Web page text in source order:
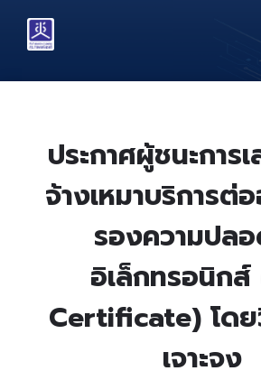
content
main
footer
ประกาศผู้ชนะการ
จ้างเหมาบริการต่
รองความปล
อิเล็กทรอนิกส์
Certificate) โดย
เจาะจง